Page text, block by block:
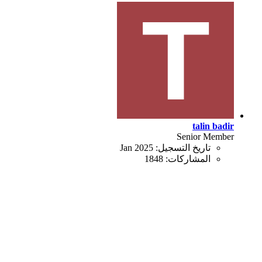
talin badir
Senior Member
تاريخ التسجيل: Jan 2025
المشاركات: 1848